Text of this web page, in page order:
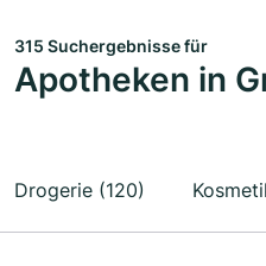
315 Suchergebnisse für
Apotheken in
Drogerie (120)